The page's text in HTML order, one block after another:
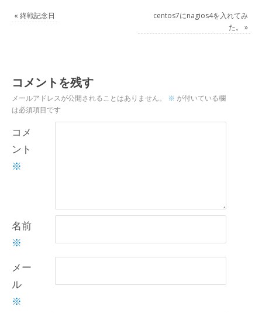
« 終戦記念日
centos7にnagios4を入れてみ
た。 »
コメントを残す
メールアドレスが公開されることはありません。 ※ が付いている欄
は必須項目です
コメ
ント
※
名前
※
メー
ル
※